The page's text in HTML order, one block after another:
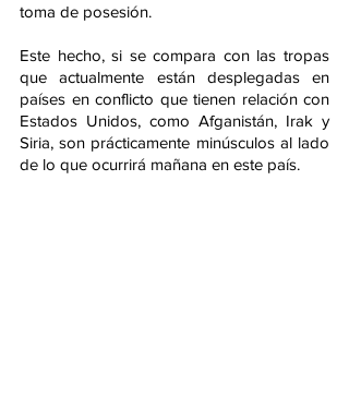
toma de posesión.
Este hecho, si se compara con las tropas
que actualmente están desplegadas en
países en conflicto que tienen relación con
Estados Unidos, como Afganistán, Irak y
Siria, son prácticamente minúsculos al lado
de lo que ocurrirá mañana en este país.